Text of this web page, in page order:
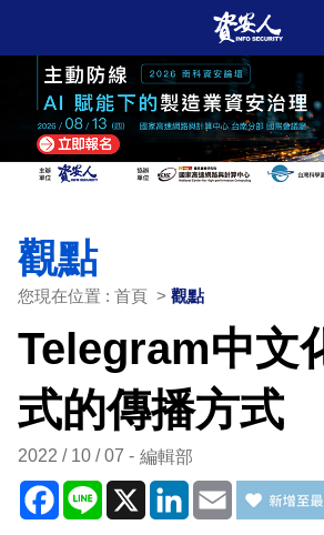
觀點
您現在位置 : 首頁 > 觀點
Telegram中文
式的傳播方式
2022 / 10 / 07 編輯部
Facebook
Line X LinkedIn
Email